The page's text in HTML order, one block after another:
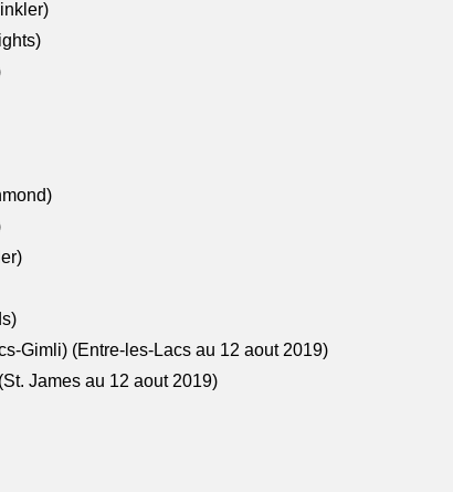
Gimli) (Entre-les-Lacs au 12 aout 2019)
James au 12 aout 2019)